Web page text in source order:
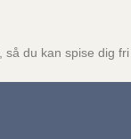
, så du kan spise dig fri